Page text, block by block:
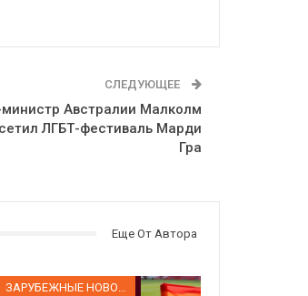
СЛЕДУЮЩЕЕ
Австралии Малколм
ЛГБТ-фестиваль Марди
Гра
Еще От Автора
ЗАРУБЕЖНЫЕ НОВОСТИ